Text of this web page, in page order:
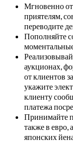
Мгновенно
приятелям,
переводите
Пополняйте
аукционах,
от клиентов
укажите
клиенту
платежа
Принимайте
также в
японских